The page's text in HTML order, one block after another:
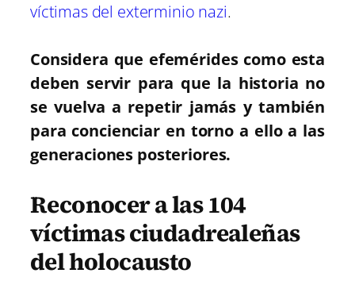
víctimas del exterminio nazi.
Considera que efemérides como esta
deben servir para que la historia no
se vuelva a repetir jamás y también
para concienciar en torno a ello a las
generaciones posteriores.
Reconocer a las 104
víctimas ciudadrealeñas
del holocausto